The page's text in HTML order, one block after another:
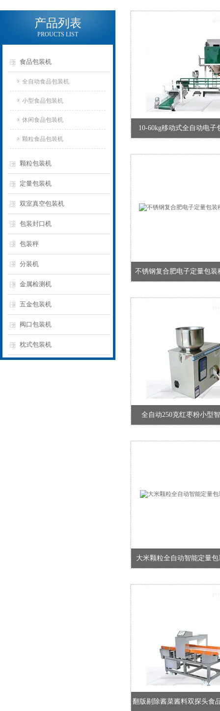
产品列表
PROUCTS LIST
食品包装机
全自动食品包装机
小型食品包装机
休闲食品包装机
颗粒食品包装机
颗粒包装机
定量包装机
双室真空包装机
包装封口机
包装秤
分装机
金属检测机
五金包装机
阀口包装机
枕式包装机
10-60kg移动式全自动电子
不锈钢复合肥电子定量包装
全自动250克红枣粉小型
大米颗粒全自动智能定量包
翻版剔除酱菜酱料双探头食